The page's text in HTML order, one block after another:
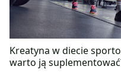
Kreatyna w diecie
warto ją